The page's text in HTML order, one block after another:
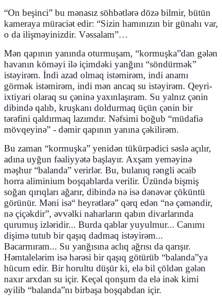
“On beşinci” bu mənasız söhbətlərə dözə bilmir, bütün
kameraya müraciət edir: “Sizin hamınızın bir günahı var,
o da ilişməyinizdir. Vəssalam”…
Mən qapının yanında oturmuşam, “kormuşka”dan gələn
havanın köməyi ilə içimdəki yanğını “söndürmək”
istəyirəm. İndi azad olmaq istəmirəm, indi anamı
görmək istəmirəm, indi mən ancaq su istəyirəm. Qeyri-
ixtiyari olaraq su çəninə yaxınlaşıram. Su yalnız çənin
dibində qalıb, kruşkanı doldurmaq üçün çənin bir
tərəfini qaldırmaq lazımdır. Nəfsimi boğub “müdafiə
mövqeyinə” - dəmir qapının yanına çəkilirəm.
Bu zaman “kormuşka” yenidən tükürpədici səslə açılır,
adına uyğun fəaliyyətə başlayır. Axşam yeməyinə
məşhur “balanda” verirlər. Bu, bulanıq rəngli əcaib
horra aliminium boşqablarda verilir. Üzündə bişmiş
soğan qırıqları ağarır, dibində nə isə dənəvər çöküntü
görünür. Məni isə“ heyrətlərə” qərq edən “nə çəməndir,
nə çiçəkdir”, əvvəlki naharların qabın divarlarında
qurumuş izləridir... Burda qablar yuyulmur... Canımı
dişimə tutub bir qaşıq dadmaq istəyirəm...
Bacarmıram... Su yanğısına aclıq ağrısı da qarışır.
Həmtalelərim isə hərəsi bir qaşıq götürüb “balanda”ya
hücum edir. Bir horultu düşür ki, elə bil çöldən gələn
naxır arxdan su içir. Keçəl qonşum da elə inək kimi
əyilib “balanda”nı birbaşa boşqabdan içir.